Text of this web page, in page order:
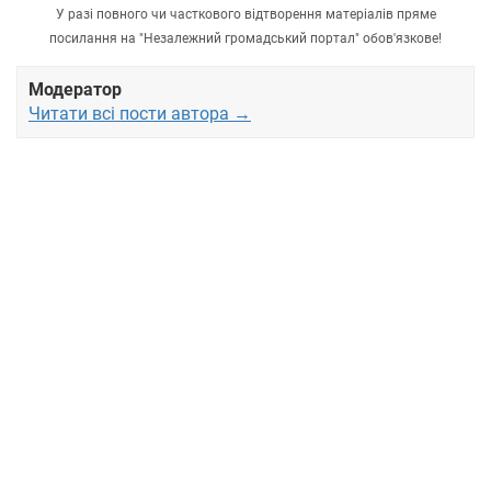
У разі повного чи часткового відтворення матеріалів пряме
посилання на "Незалежний громадський портал" обов'язкове!
Модератор
Читати всі пости автора →